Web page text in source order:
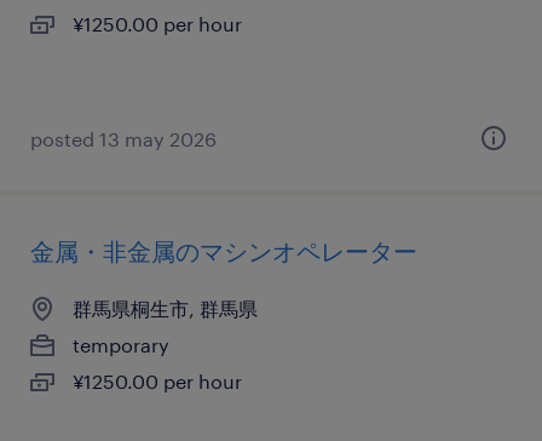
¥1250.00 per hour
posted 13 may 2026
金属・非金属のマシンオペレーター
群馬県桐生市, 群馬県
temporary
¥1250.00 per hour